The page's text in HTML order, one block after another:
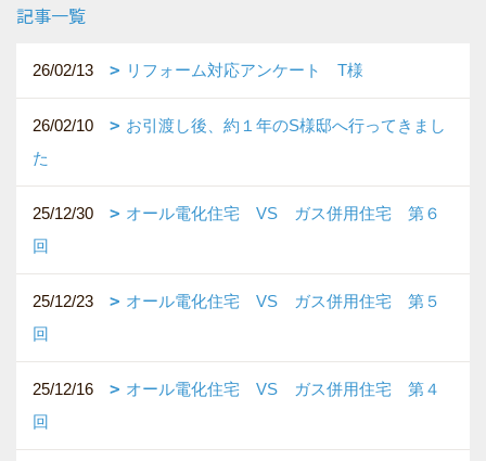
記事一覧
26/02/13 リフォーム対応アンケート T様
26/02/10
お引渡し後、約１年のS様邸へ行ってきまし
た
25/12/30
オール電化住宅 VS ガス併用住宅 第６
回
25/12/23
オール電化住宅 VS ガス併用住宅 第５
回
25/12/16
オール電化住宅 VS ガス併用住宅 第４
回